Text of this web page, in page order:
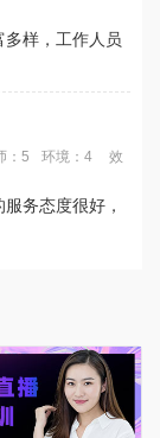
样，工作人员
：5 环境：4
效
务态度很好，